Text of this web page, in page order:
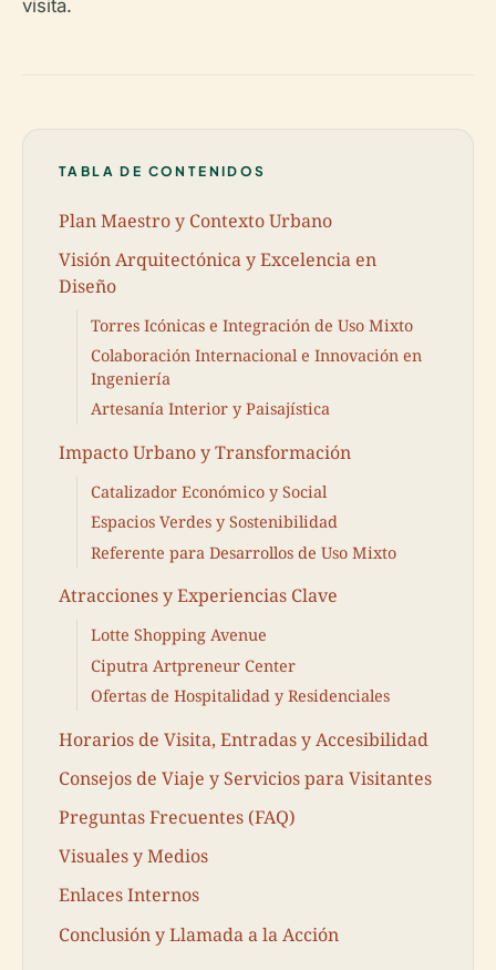
visita.
TABLA DE CONTENIDOS
Plan Maestro y Contexto Urbano
Visión Arquitectónica y Excelencia en
Diseño
Torres Icónicas e Integración de Uso Mixto
Colaboración Internacional e Innovación en
Ingeniería
Artesanía Interior y Paisajística
Impacto Urbano y Transformación
Catalizador Económico y Social
Espacios Verdes y Sostenibilidad
Referente para Desarrollos de Uso Mixto
Atracciones y Experiencias Clave
Lotte Shopping Avenue
Ciputra Artpreneur Center
Ofertas de Hospitalidad y Residenciales
Horarios de Visita, Entradas y Accesibilidad
Consejos de Viaje y Servicios para Visitantes
Preguntas Frecuentes (FAQ)
Visuales y Medios
Enlaces Internos
Conclusión y Llamada a la Acción